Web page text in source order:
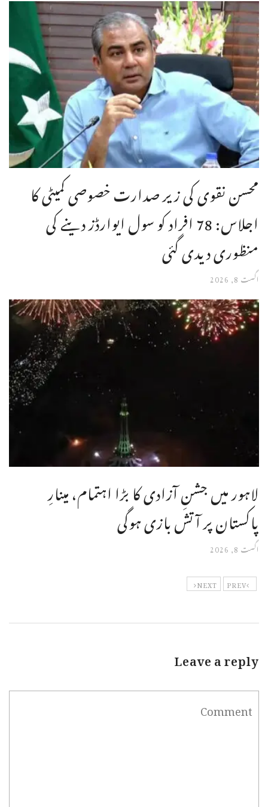
محسن نقوی کی زیر صدارت خصوصی کمیٹی کا
اجلاس: 78 افراد کو سول ایوارڈز دینے کی
منظوری دیدی گئی
اگست 8, 2026
لاہور میں جشنِ آزادی کا بڑا اہتمام، مینارِ
پاکستان پر آتش بازی ہوگی
اگست 8, 2026
PREV
NEXT
Leave a reply